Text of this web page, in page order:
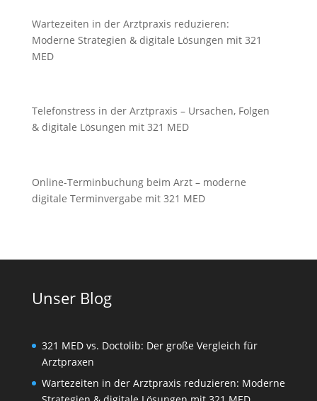
Wartezeiten in der Arztpraxis reduzieren:
Moderne Strategien & digitale Lösungen mit 321
MED
Telefonstress in der Arztpraxis – Ursachen, Folgen
& digitale Lösungen mit 321 MED
Online-Terminbuchung beim Arzt – moderne
digitale Terminvergabe mit 321 MED
Unser Blog
321 MED vs. Doctolib: Der große Vergleich für
Arztpraxen
Wartezeiten in der Arztpraxis reduzieren: Moderne